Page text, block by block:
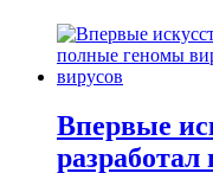
Впервые